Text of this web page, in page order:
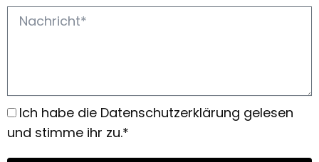
Ich habe die Datenschutzerklärung gelesen
und stimme ihr zu.*